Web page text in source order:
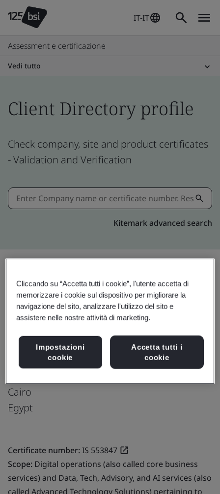
IT-IT
Assessment e certificazione
Vedi tutto
Client Directory profile
Check company, site and product certificates
- Validation and Verification
Kitemark advanced search
Condividi: Effettua l’upgrade
Plot 44 Tesseen,
El Shamaly Street Al Salam Axis First Sector,
Cairo
Egypt
Certificate number:IS 553847
Scope: Digital operations (also called core business
services) and Data, Tech, Advisory, and AI services (also
called Advanced Technology Solutions) pertaining to
Cliccando su “Accetta tutti i cookie”, l'utente accetta di
memorizzare i cookie sul dispositivo per migliorare la
navigazione del sito, analizzare l'utilizzo del sito e
assistere nelle nostre attività di marketing.
Impostazioni
cookie
Accetta tutti i
cookie